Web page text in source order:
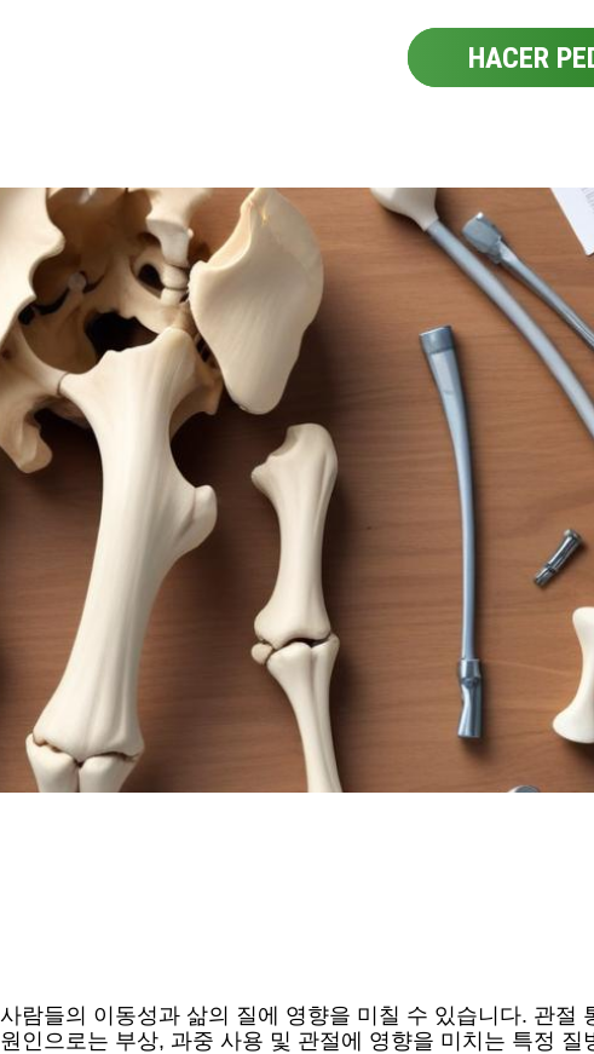
HACER
람들의 이동성과 삶의 질에 영향을 미칠 수 있습니다. 관절
인으로는 부상, 과중 사용 및 관절에 영향을 미치는 특정 질